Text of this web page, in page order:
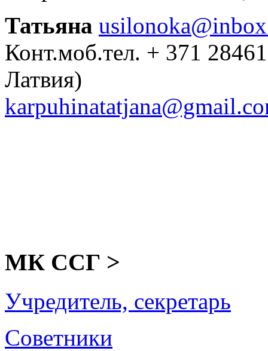
Татьяна
Конт.моб.тел. + 371
Латвия)
МК ССГ >
Учредитель, секретарь
Советники